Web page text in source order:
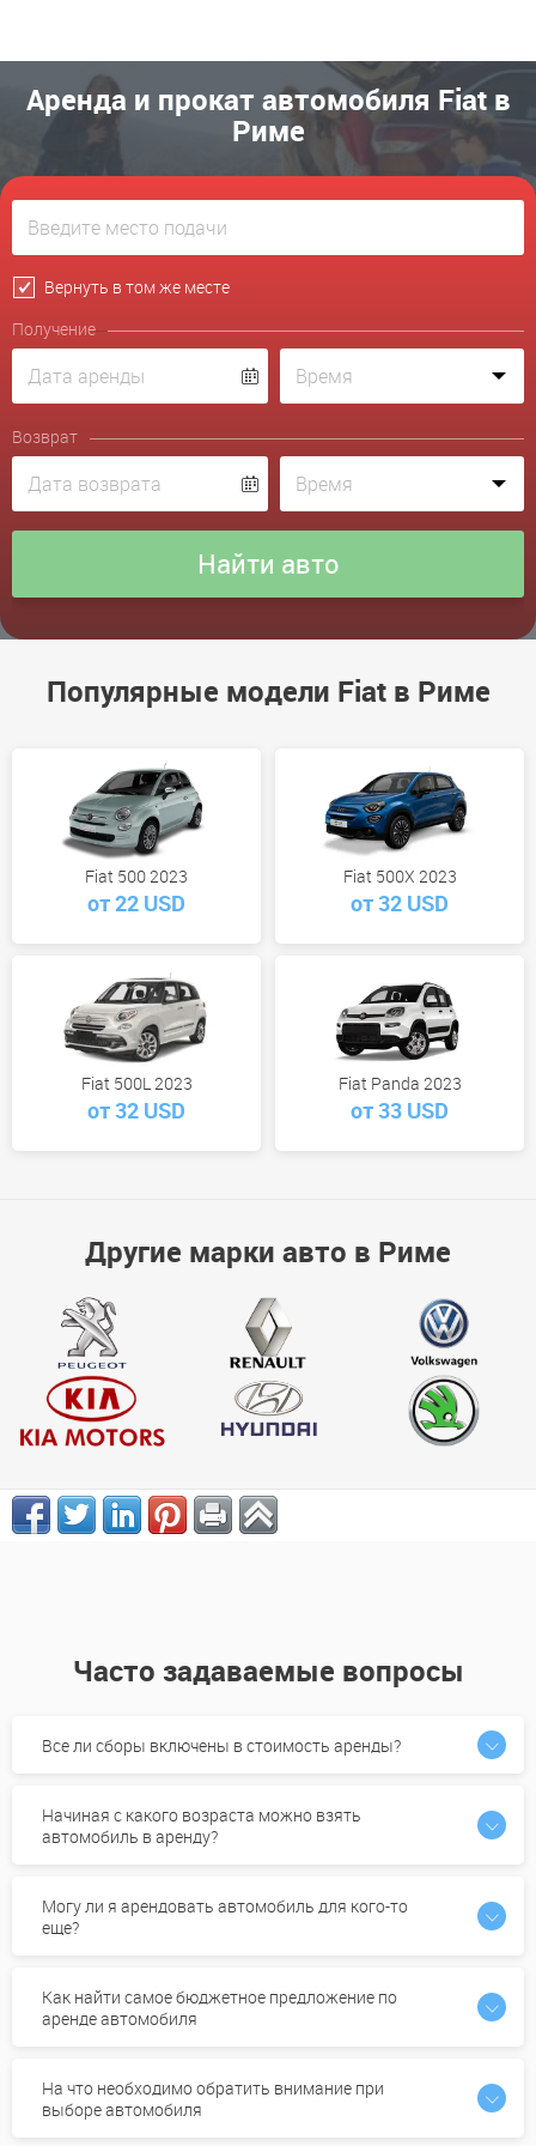
Аренда и прокат автомобиля Fiat в
Риме
Вернуть в том же месте
Получение
Возврат
Популярные модели Fiat в Риме
Fiat 500 2023
от 22 USD
Fiat 500X 2023
от 32 USD
Fiat 500L 2023
от 32 USD
Fiat Panda 2023
от 33 USD
Другие марки авто в Риме
Часто задаваемые вопросы
Все ли сборы включены в стоимость аренды?
Начиная с какого возраста можно взять
автомобиль в аренду?
Могу ли я арендовать автомобиль для кого-то
еще?
Как найти самое бюджетное предложение по
аренде автомобиля
На что необходимо обратить внимание при
выборе автомобиля